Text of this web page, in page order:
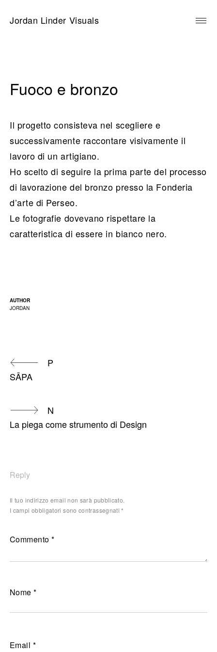
Jordan Linder Visuals
Fuoco e bronzo
Il progetto consisteva nel scegliere e
successivamente raccontare visivamente il
lavoro di un artigiano.
Ho scelto di seguire la prima parte del processo
di lavorazione del bronzo presso la Fonderia
d’arte di Perseo.
Le fotografie dovevano rispettare la
caratteristica di essere in bianco nero.
AUTHOR
JORDAN
Continue
P
SĀPA
N
La piega come strumento di Design
Reply
Il tuo indirizzo email non sarà pubblicato.
I campi obbligatori sono contrassegnati*
Commento*
Nome*
Email *